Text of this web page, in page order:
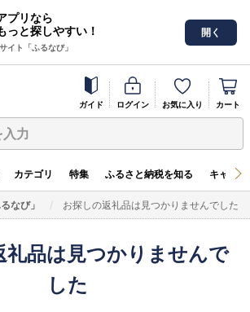
プリなら
っと探しやすい！
イト「ふるなび」
開く
ガイド ログイン お気に入り カート
力
カテゴリ 特集 ふるさと納税を知る キャン
なび」 お探しの返礼品は見つかりませんでした
礼品は見つかりませんで
した